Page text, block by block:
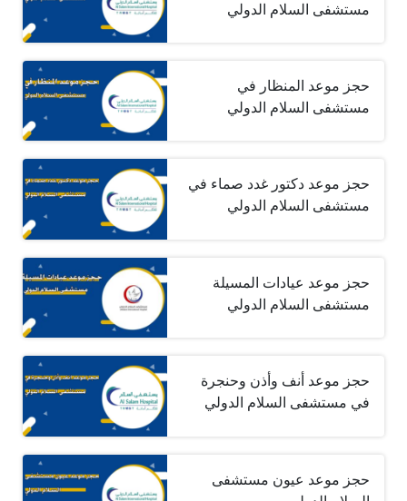
مستشفى السلام الدولي
حجز موعد المنظار في
مستشفى السلام الدولي
حجز موعد دكتور غدد صماء في
مستشفى السلام الدولي
حجز موعد عيادات المسيلة
مستشفى السلام الدولي
حجز موعد أنف وأذن وحنجرة
في مستشفى السلام الدولي
حجز موعد عيون مستشفى